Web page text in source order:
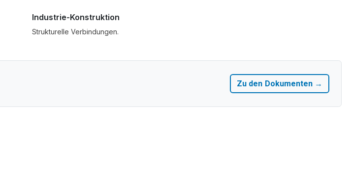
Industrie-Konstruktion
Strukturelle Verbindungen.
Zu den Dokumenten →